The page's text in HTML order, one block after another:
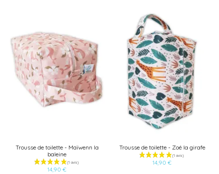
Trousse de toilette - Maïwenn la
baleine
14,90 €
Trousse de toilette - Zoé la girafe
14,90 €